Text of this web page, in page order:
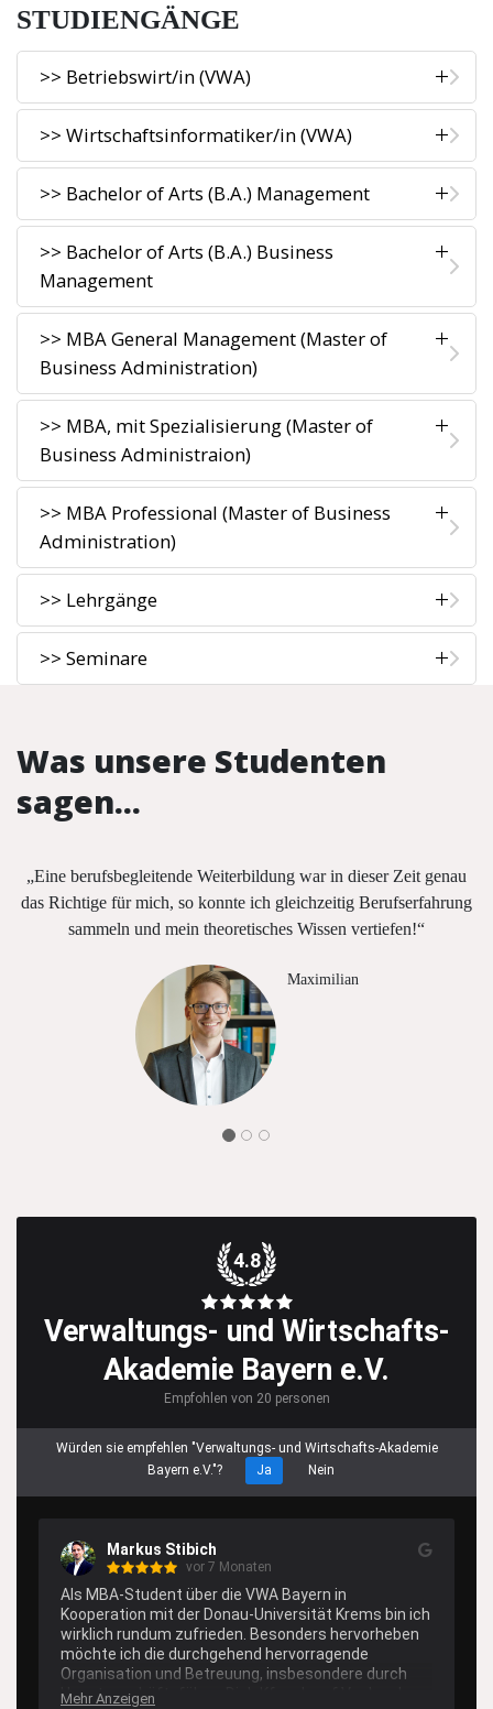
STUDIENGÄNGE
>> Betriebswirt/in (VWA)
>> Wirtschaftsinformatiker/in (VWA)
>> Bachelor of Arts (B.A.) Management
>> Bachelor of Arts (B.A.) Business
Management
>> MBA General Management (Master of
Business Administration)
>> MBA, mit Spezialisierung (Master of
Business Administraion)
>> MBA Professional (Master of Business
Administration)
>> Lehrgänge
>> Seminare
Was unsere Studenten
sagen...
„Eine berufsbegleitende Weiterbildung war in dieser Zeit genau
das Richtige für mich, so konnte ich gleichzeitig Berufserfahrung
sammeln und mein theoretisches Wissen vertiefen!“
Maximilian
4.8
Verwaltungs- und Wirtschafts-
Akademie Bayern e.V.
Empfohlen von 20 personen
Würden sie empfehlen "Verwaltungs- und Wirtschafts-Akademie
Bayern e.V."?
Ja Nein
Markus Stibich
vor 7 Monaten
Als MBA-Student über die VWA Bayern in
Kooperation mit der Donau-Universität Krems bin ich
wirklich rundum zufrieden. Besonders hervorheben
möchte ich die durchgehend hervorragende
Organisation und Betreuung, insbesondere durch
Hauptgeschäftsführer Dipl.-Kfm. Josef Vogl und
Mehr Anzeigen